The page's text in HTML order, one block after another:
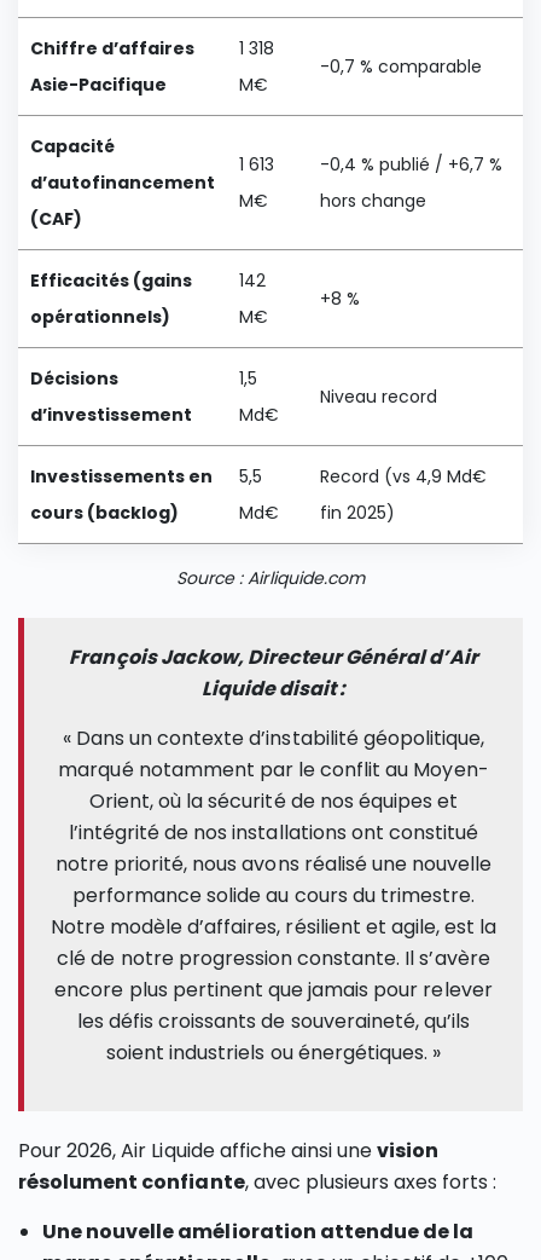
Chiffre d’affaires
Asie-Pacifique
1 318
M€
-0,7 % comparable
Capacité
d’autofinancement
(CAF)
1 613
M€
-0,4 % publié / +6,7 %
hors change
Efficacités (gains
opérationnels)
142
M€
+8 %
Décisions
d’investissement
1,5
Md€
Niveau record
Investissements en
cours (backlog)
5,5
Md€
Record (vs 4,9 Md€
fin 2025)
Source : Airliquide.com
François Jackow, Directeur Général d’Air
Liquide disait :
« Dans un contexte d’instabilité géopolitique,
marqué notamment par le conflit au Moyen-
Orient, où la sécurité de nos équipes et
l’intégrité de nos installations ont constitué
notre priorité, nous avons réalisé une nouvelle
performance solide au cours du trimestre.
Notre modèle d’affaires, résilient et agile, est la
clé de notre progression constante. Il s’avère
encore plus pertinent que jamais pour relever
les défis croissants de souveraineté, qu’ils
soient industriels ou énergétiques. »
Pour 2026, Air Liquide affiche ainsi unevision
résolument confiante, avec plusieurs axes forts :
Une nouvelle amélioration attendue de la